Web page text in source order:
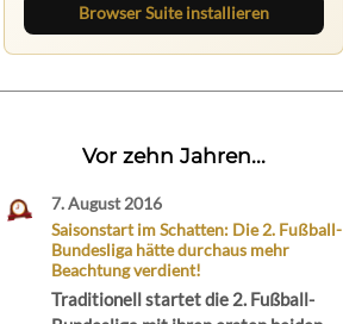
Browser Suite installieren
Vor zehn Jahren...
7. August 2016
Saisonstart im Schatten: Die 2. Fußball-
Bundesliga hätte durchaus mehr
Beachtung verdient!
Traditionell startet die 2. Fußball-